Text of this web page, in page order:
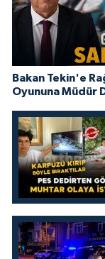
Bakan Tekin'e
Oyununa Müdür